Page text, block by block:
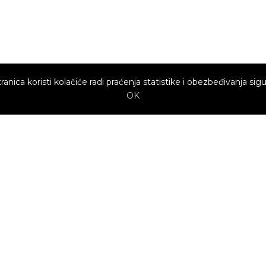
koristi kolačiće radi praćenja statistike i obezbeđivanja
OK